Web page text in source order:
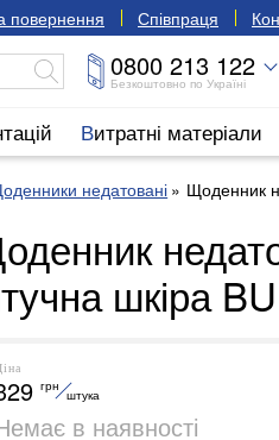
повернення Співпраця
0800 213 122
Безкоштовно по Україні
Витратні матеріали
недатовані Щоденник
шкіра
грн
штука
в наявності